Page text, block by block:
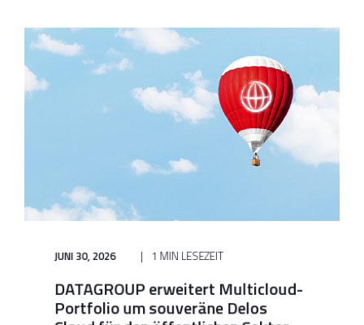
JUNI 30, 2026 1 MIN LESEZEIT
DATAGROUP erweitert Multicloud-
Portfolio um souveräne Delos